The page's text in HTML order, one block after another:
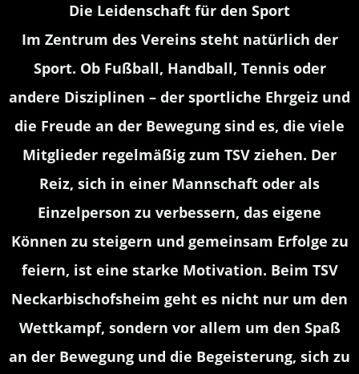
Die Leidenschaft für den Sport
Im Zentrum des Vereins steht natürlich der
Sport. Ob Fußball, Handball, Tennis oder
andere Disziplinen – der sportliche Ehrgeiz und
die Freude an der Bewegung sind es, die viele
Mitglieder regelmäßig zum TSV ziehen. Der
Reiz, sich in einer Mannschaft oder als
Einzelperson zu verbessern, das eigene
Können zu steigern und gemeinsam Erfolge zu
feiern, ist eine starke Motivation. Beim TSV
Neckarbischofsheim geht es nicht nur um den
Wettkampf, sondern vor allem um den Spaß
an der Bewegung und die Begeisterung, sich zu